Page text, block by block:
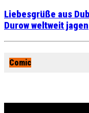
Liebesgrüße aus
Durow weltweit jagen
Comic